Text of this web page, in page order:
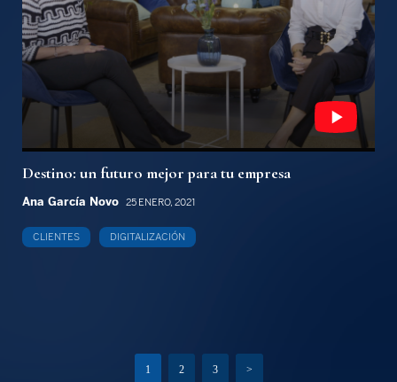
Destino: un futuro mejor para tu empresa
Ana García Novo 25 ENERO, 2021
CLIENTES DIGITALIZACIÓN
1 2 3 >